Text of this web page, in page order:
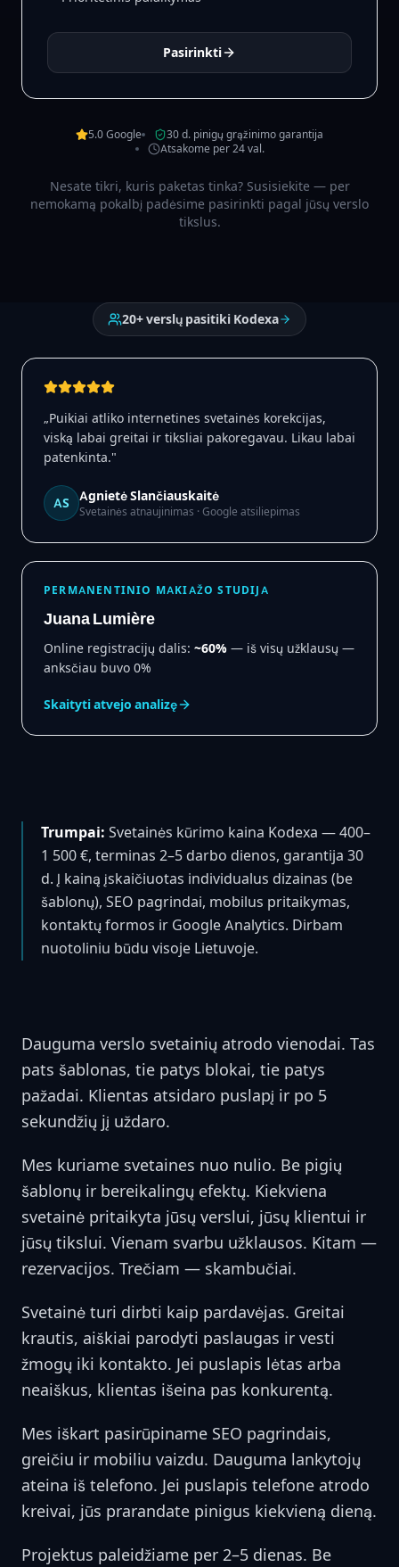
Pasirinkti
5.0 Google
30 d. pinigų grąžinimo garantija
Atsakome per 24 val.
Nesate tikri, kuris paketas tinka? Susisiekite — per
nemokamą pokalbį padėsime pasirinkti pagal jūsų verslo
tikslus.
20+ verslų pasitiki Kodexa
„Puikiai atliko internetines svetainės korekcijas,
viską labai greitai ir tiksliai pakoregavau. Likau labai
patenkinta."
AS Agnietė Slančiauskaitė
Svetainės atnaujinimas · Google atsiliepimas
PERMANENTINIO MAKIAŽO STUDIJA
Juana Lumière
Online registracijų dalis: ~60% — iš visų užklausų —
anksčiau buvo 0%
Skaityti atvejo analizę
Trumpai: Svetainės kūrimo kaina Kodexa — 400–
1 500 €, terminas 2–5 darbo dienos, garantija 30
d. Į kainą įskaičiuotas individualus dizainas (be
šablonų), SEO pagrindai, mobilus pritaikymas,
kontaktų formos ir Google Analytics. Dirbam
nuotoliniu būdu visoje Lietuvoje.
Dauguma verslo svetainių atrodo vienodai. Tas
pats šablonas, tie patys blokai, tie patys
pažadai. Klientas atsidaro puslapį ir po 5
sekundžių jį uždaro.
Mes kuriame svetaines nuo nulio. Be pigių
šablonų ir bereikalingų efektų. Kiekviena
svetainė pritaikyta jūsų verslui, jūsų klientui ir
jūsų tikslui. Vienam svarbu užklausos. Kitam —
rezervacijos. Trečiam — skambučiai.
Svetainė turi dirbti kaip pardavėjas. Greitai
krautis, aiškiai parodyti paslaugas ir vesti
žmogų iki kontakto. Jei puslapis lėtas arba
neaiškus, klientas išeina pas konkurentą.
Mes iškart pasirūpiname SEO pagrindais,
greičiu ir mobiliu vaizdu. Dauguma lankytojų
ateina iš telefono. Jei puslapis telefone atrodo
kreivai, jūs prarandate pinigus kiekvieną dieną.
Projektus paleidžiame per 2–5 dienas. Be